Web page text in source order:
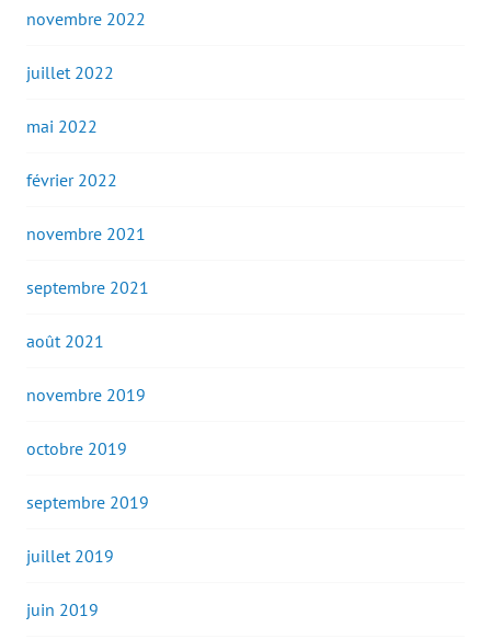
novembre 2022
juillet 2022
mai 2022
février 2022
novembre 2021
septembre 2021
août 2021
novembre 2019
octobre 2019
septembre 2019
juillet 2019
juin 2019